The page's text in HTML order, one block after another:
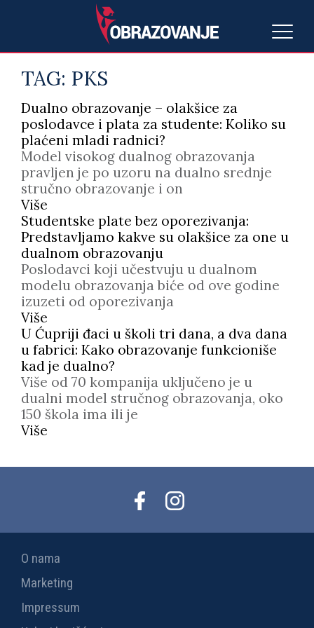
TAG: PKS
Dualno obrazovanje – olakšice za
poslodavce i plata za studente: Koliko su
plaćeni mladi radnici?
Model visokog dualnog obrazovanja
pravljen je po uzoru na dualno srednje
stručno obrazovanje i on
Više
Studentske plate bez oporezivanja:
Predstavljamo kakve su olakšice za one u
dualnom obrazovanju
Poslodavci koji učestvuju u dualnom
modelu obrazovanja biće od ove godine
izuzeti od oporezivanja
Više
U Ćupriji đaci u školi tri dana, a dva dana
u fabrici: Kako obrazovanje funkcioniše
kad je dualno?
Više od 70 kompanija uključeno je u
dualni model stručnog obrazovanja, oko
150 škola ima ili je
Više
O nama
Marketing
Impressum